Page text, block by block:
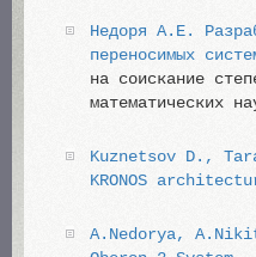
Недоря А.Е.
переносимых
на соискание
математических
Kuznetsov D.,
KRONOS
A.Nedorya,